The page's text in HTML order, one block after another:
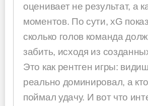
оценивает не результат, а
моментов. По сути, xG
сколько голов команда
забить, исходя из
Это как рентген игры:
реально доминировал, а
поймал удачу. И вот что